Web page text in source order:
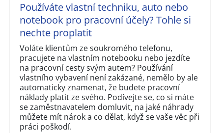
Používáte vlastní techniku, auto nebo
notebook pro pracovní účely? Tohle si
nechte proplatit
Voláte klientům ze soukromého telefonu,
pracujete na vlastním notebooku nebo jezdíte
na pracovní cesty svým autem? Používání
vlastního vybavení není zakázané, nemělo by ale
automaticky znamenat, že budete pracovní
náklady platit ze svého. Podívejte se, co si máte
se zaměstnavatelem domluvit, na jaké náhrady
můžete mít nárok a co dělat, když se vaše věc při
práci poškodí.